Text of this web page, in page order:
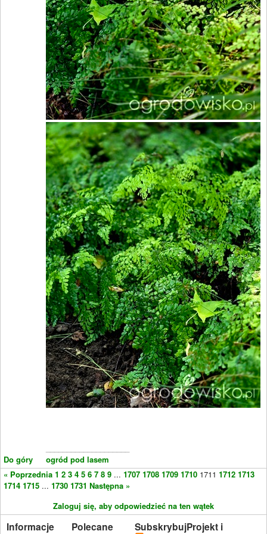
Do góry
ogród pod lasem
« Poprzednia 1 2 3 4 5 6 7 8 9 ... 1707 1708 1709 1710 1711 1712 1713
1714 1715 ... 1730 1731 Następna »
Zaloguj się, aby odpowiedzieć na ten wątek
Informacje Polecane SubskrybujProjekt i